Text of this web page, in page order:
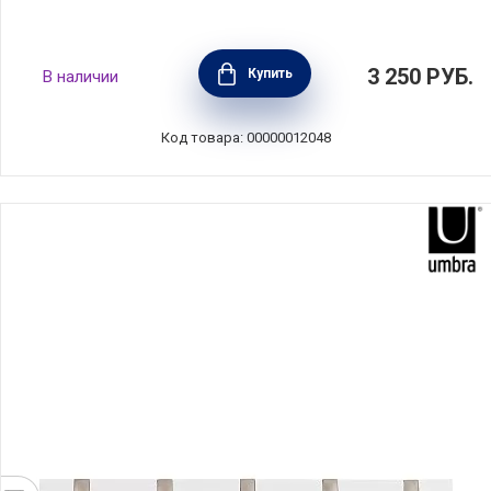
Набор крючков Buddy 3 шт, мульиколор,
материал полипропилен, Umbra, Канада,
318165-023
В наличии Купить 3 250 РУБ.
Код товара: 00000012048